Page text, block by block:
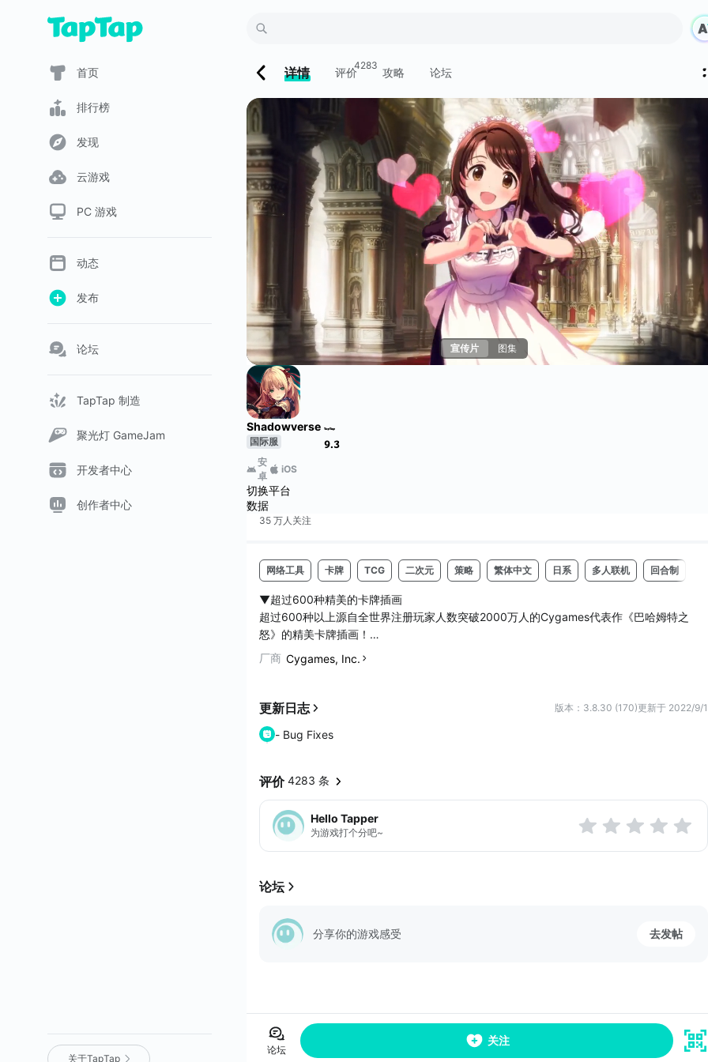
首页
排行榜
发现
云游戏
PC 游戏
动态
发布
论坛
TapTap 制造
聚光灯 GameJam
开发者中心
创作者中心
关于TapTap
详情 评价
4283
攻略 论坛
宣传片 图集
Shadowverse
国际服 9.3
安
卓
iOS
切换平台
数据
35 万人 关注
网络工具 卡牌 TCG 二次元 策略 繁体中文 日系 多人联机 回合制
▼超过600种精美的卡牌插画
超过600种以上源自全世界注册玩家人数突破2000万人的Cygames代表作《巴哈姆特之
怒》的精美卡牌插画！
第2弹以后也将陆续登场。
来亲自感受令人震撼的图绘以及最强的对战。
由７名主人公所构成的庄严的黑暗幻想故事。
豪华声优阵容出演。
▼丰富多彩的战略。胜利的关键是“进化”
所有出场战斗的”单位（士兵）卡牌”都可以进化。
进化王牌使其强化，开拓胜利之路。
厂商 Cygames, Inc.
更新日志 版本：3.8.30 (170)更新于 2022/9/1
- Bug Fixes
评价 4283 条
Hello Tapper
为游戏打个分吧~
论坛
分享你的游戏感受 去发帖
论坛
关注